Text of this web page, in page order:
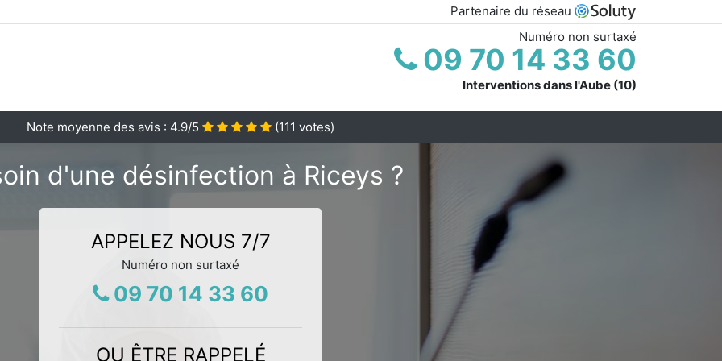
Partenaire du réseau
Numéro non surtaxé
09 70 14 33 60
Interventions dans l'Aube (10)
Note moyenne des avis : 4.9/5 (111 votes)
d'une désinfection à Riceys ?
APPELEZ NOUS 7/7
Numéro non surtaxé
09 70 14 33 60
OU ÊTRE RAPPELÉ